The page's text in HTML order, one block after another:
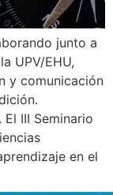
junto a
UPV/EHU,
y comunicación
III Seminario
en el